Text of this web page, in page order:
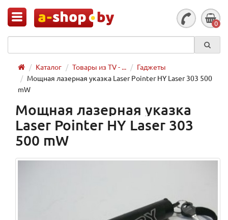
0
Каталог Товары из TV - ...
Гаджеты
Мощная лазерная указка Laser Pointer HY Laser 303 500
mW
Мощная лазерная указка
Laser Pointer HY Laser 303
500 mW